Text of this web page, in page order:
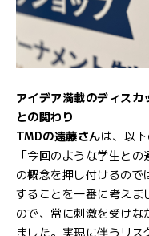
アイデア満載のディスカ
との関わり
TMDの遠藤さんは、以
「今回のような学生と
の概念を押し付けるの
することを一番に考えま
ので、常に刺激を受け
ました。実現に伴うリ